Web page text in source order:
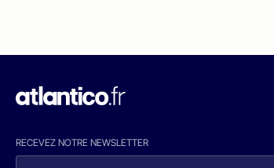
RECEVEZ NOTRE NEWSLETTER